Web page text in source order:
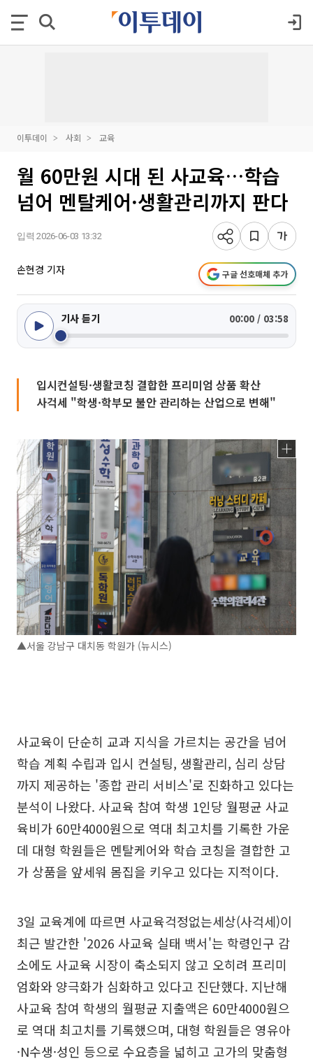
이투데이 사회 교육
월 60만원 시대 된 사교육…학습
넘어 멘탈케어·생활관리까지 판다
입력 2026-06-03 13:32
손현경 기자 구글 선호매체 추가
기사 듣기 00:00 / 03:58
입시컨설팅·생활코칭 결합한 프리미엄 상품 확산
사걱세 "학생·학부모 불안 관리하는 산업으로 변해"
▲서울 강남구 대치동 학원가 (뉴시스)
사교육이 단순히 교과 지식을 가르치는 공간을 넘어
학습 계획 수립과 입시 컨설팅, 생활관리, 심리 상담
까지 제공하는 '종합 관리 서비스'로 진화하고 있다는
분석이 나왔다. 사교육 참여 학생 1인당 월평균 사교
육비가 60만4000원으로 역대 최고치를 기록한 가운
데 대형 학원들은 멘탈케어와 학습 코칭을 결합한 고
가 상품을 앞세워 몸집을 키우고 있다는 지적이다.
3일 교육계에 따르면 사교육걱정없는세상(사걱세)이
최근 발간한 '2026 사교육 실태 백서'는 학령인구 감
소에도 사교육 시장이 축소되지 않고 오히려 프리미
엄화와 양극화가 심화하고 있다고 진단했다. 지난해
사교육 참여 학생의 월평균 지출액은 60만4000원으
로 역대 최고치를 기록했으며, 대형 학원들은 영유아
·N수생·성인 등으로 수요층을 넓히고 고가의 맞춤형